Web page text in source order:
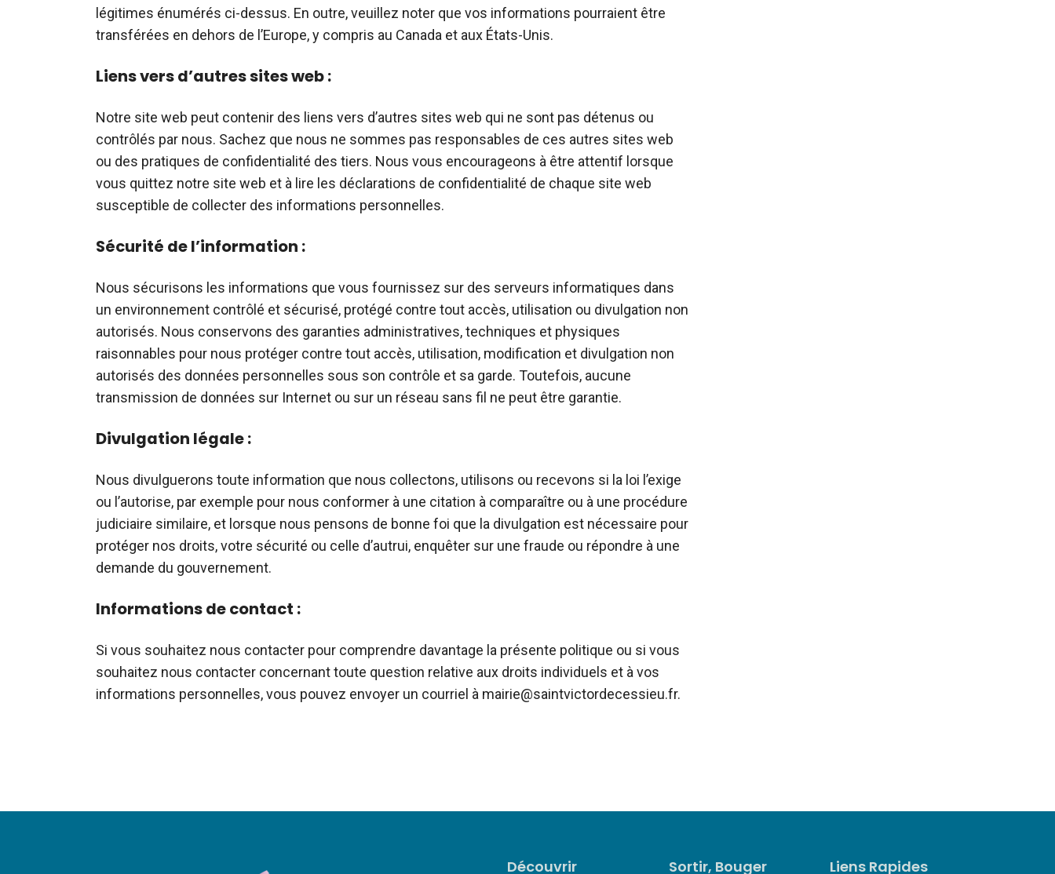
légitimes énumérés ci-dessus. En outre, veuillez noter que vos informations pourraient être
transférées en dehors de l’Europe, y compris au Canada et aux États-Unis.
Liens vers d’autres sites web :
Notre site web peut contenir des liens vers d’autres sites web qui ne sont pas détenus ou
contrôlés par nous. Sachez que nous ne sommes pas responsables de ces autres sites web
ou des pratiques de confidentialité des tiers. Nous vous encourageons à être attentif lorsque
vous quittez notre site web et à lire les déclarations de confidentialité de chaque site web
susceptible de collecter des informations personnelles.
Sécurité de l’information :
Nous sécurisons les informations que vous fournissez sur des serveurs informatiques dans
un environnement contrôlé et sécurisé, protégé contre tout accès, utilisation ou divulgation non
autorisés. Nous conservons des garanties administratives, techniques et physiques
raisonnables pour nous protéger contre tout accès, utilisation, modification et divulgation non
autorisés des données personnelles sous son contrôle et sa garde. Toutefois, aucune
transmission de données sur Internet ou sur un réseau sans fil ne peut être garantie.
Divulgation légale :
Nous divulguerons toute information que nous collectons, utilisons ou recevons si la loi l’exige
ou l’autorise, par exemple pour nous conformer à une citation à comparaître ou à une procédure
judiciaire similaire, et lorsque nous pensons de bonne foi que la divulgation est nécessaire pour
protéger nos droits, votre sécurité ou celle d’autrui, enquêter sur une fraude ou répondre à une
demande du gouvernement.
Informations de contact :
Si vous souhaitez nous contacter pour comprendre davantage la présente politique ou si vous
souhaitez nous contacter concernant toute question relative aux droits individuels et à vos
informations personnelles, vous pouvez envoyer un courriel à mairie@saintvictordecessieu.fr.
Découvrir Sortir, Bouger Liens Rapides